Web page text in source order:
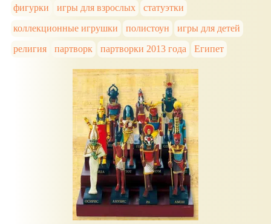
фигурки
игры для взрослых
статуэтки
коллекционные игрушки
полистоун
игры для детей
религия
партворк партворки 2013 года Египет